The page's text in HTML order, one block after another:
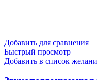
Добавить для сравнения
Быстрый просмотр
Добавить в список